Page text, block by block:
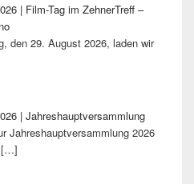
| Film-Tag im ZehnerTreff –
den 29. August 2026, laden wir
| Jahreshauptversammlung
Jahreshauptversammlung 2026
[…]